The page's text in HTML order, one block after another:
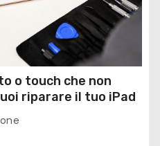
o touch che non
riparare il tuo iPad